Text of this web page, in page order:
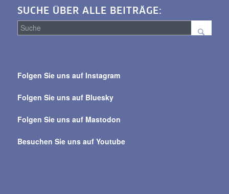
SUCHE ÜBER ALLE BEITRÄGE:
alle
Folgen Sie uns auf Instagram
Folgen Sie uns auf Bluesky
Folgen Sie uns auf Mastodon
Besuchen Sie uns auf Youtube